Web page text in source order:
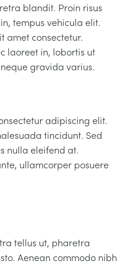
blandit. Proin risus
tempus vehicula elit.
amet consectetur.
laoreet in, lobortis ut
gravida varius.
adipiscing elit.
tincidunt. Sed
nulla eleifend at.
ullamcorper posuere
tellus ut, pharetra
Aenean commodo nibh